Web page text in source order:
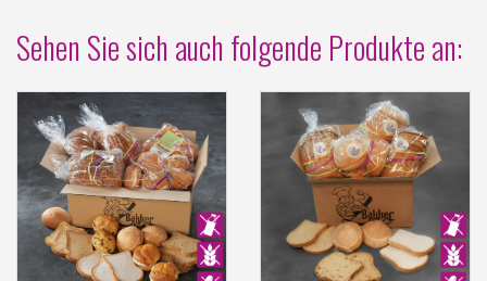
Sehen Sie sich auch folgende Produkte an: